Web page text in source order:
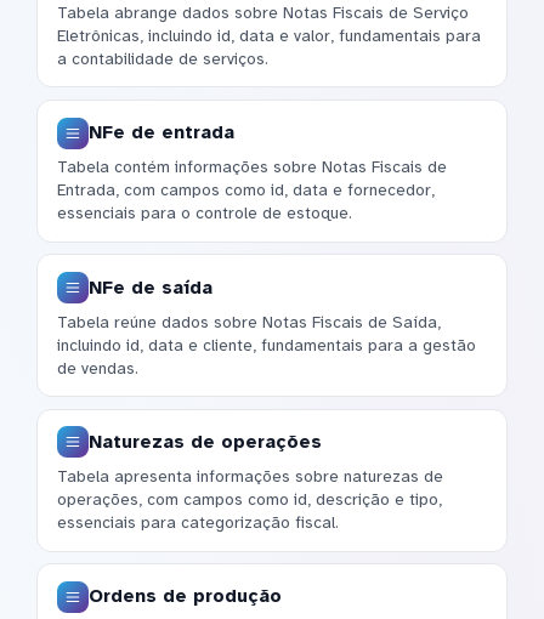
Tabela abrange dados sobre Notas Fiscais de Serviço
Eletrônicas, incluindo id, data e valor, fundamentais para
a contabilidade de serviços.
NFe de entrada
Tabela contém informações sobre Notas Fiscais de
Entrada, com campos como id, data e fornecedor,
essenciais para o controle de estoque.
NFe de saída
Tabela reúne dados sobre Notas Fiscais de Saída,
incluindo id, data e cliente, fundamentais para a gestão
de vendas.
Naturezas de operações
Tabela apresenta informações sobre naturezas de
operações, com campos como id, descrição e tipo,
essenciais para categorização fiscal.
Ordens de produção